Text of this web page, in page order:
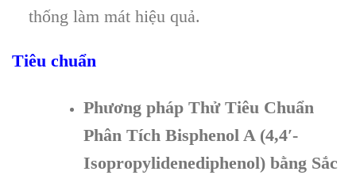
thống làm mát hiệu quả.
Tiêu chuẩn
Phương pháp Thử Tiêu Chuẩn
Phân Tích Bisphenol A (4,4′-
Isopropylidenediphenol) bằng Sắc